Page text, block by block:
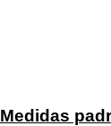
Medidas